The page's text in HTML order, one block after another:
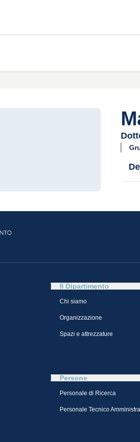
Il Dipartimento
Chi siamo
Organizzazione
Spazi e attrezzature
Persone
Personale di Ricerca
Personale Tecnico